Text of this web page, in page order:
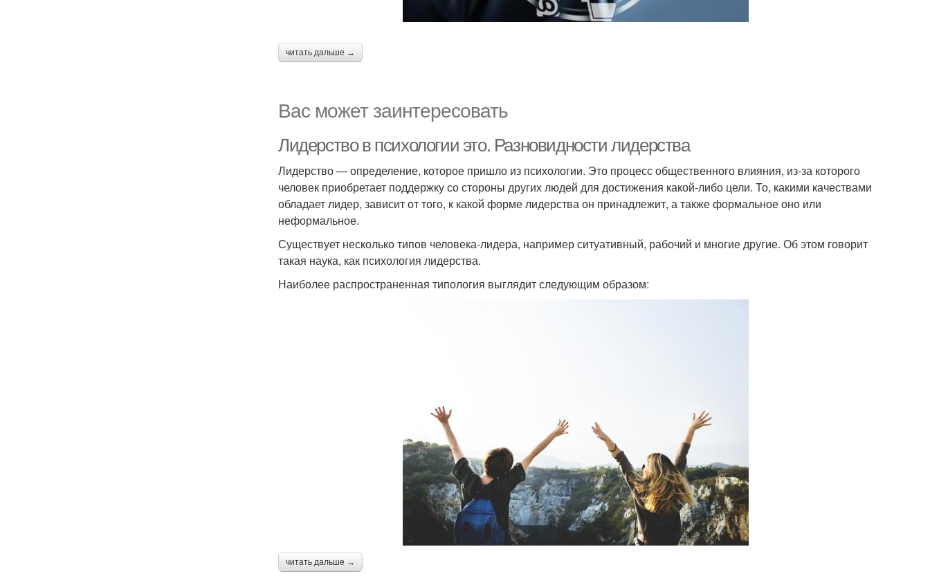
читать дальше →
Вас может заинтересовать
Лидерство в психологии это. Разновидности лидерства
Лидерство — определение, которое пришло из психологии. Это процесс общественного влияния, из-за которого
человек приобретает поддержку со стороны других людей для достижения какой-либо цели. То, какими качествами
обладает лидер, зависит от того, к какой форме лидерства он принадлежит, а также формальное оно или
неформальное.
Существует несколько типов человека-лидера, например ситуативный, рабочий и многие другие. Об этом говорит
такая наука, как психология лидерства.
Наиболее распространенная типология выглядит следующим образом:
читать дальше →